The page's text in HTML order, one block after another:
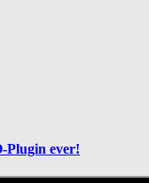
Plugin ever!